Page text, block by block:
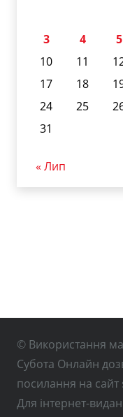
3
4 5
10
11
17
18
24
25
31
« Лип
© Використання
Субота Онлайн
посилання на
Для інтернет-